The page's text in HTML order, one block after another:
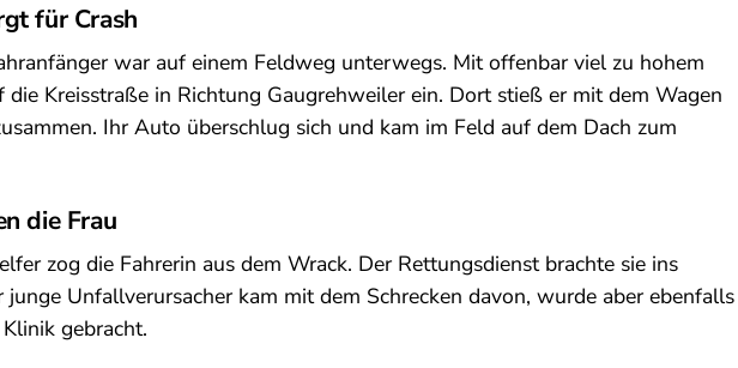
für Crash
war auf einem Feldweg unterwegs. Mit offenbar viel zu hohem
die Kreisstraße in Richtung Gaugrehweiler ein. Dort stieß er mit dem Wagen
Ihr Auto überschlug sich und kam im Feld auf dem Dach zum
die Frau
zog die Fahrerin aus dem Wrack. Der Rettungsdienst brachte sie ins
junge Unfallverursacher kam mit dem Schrecken davon, wurde aber ebenfalls
gebracht.